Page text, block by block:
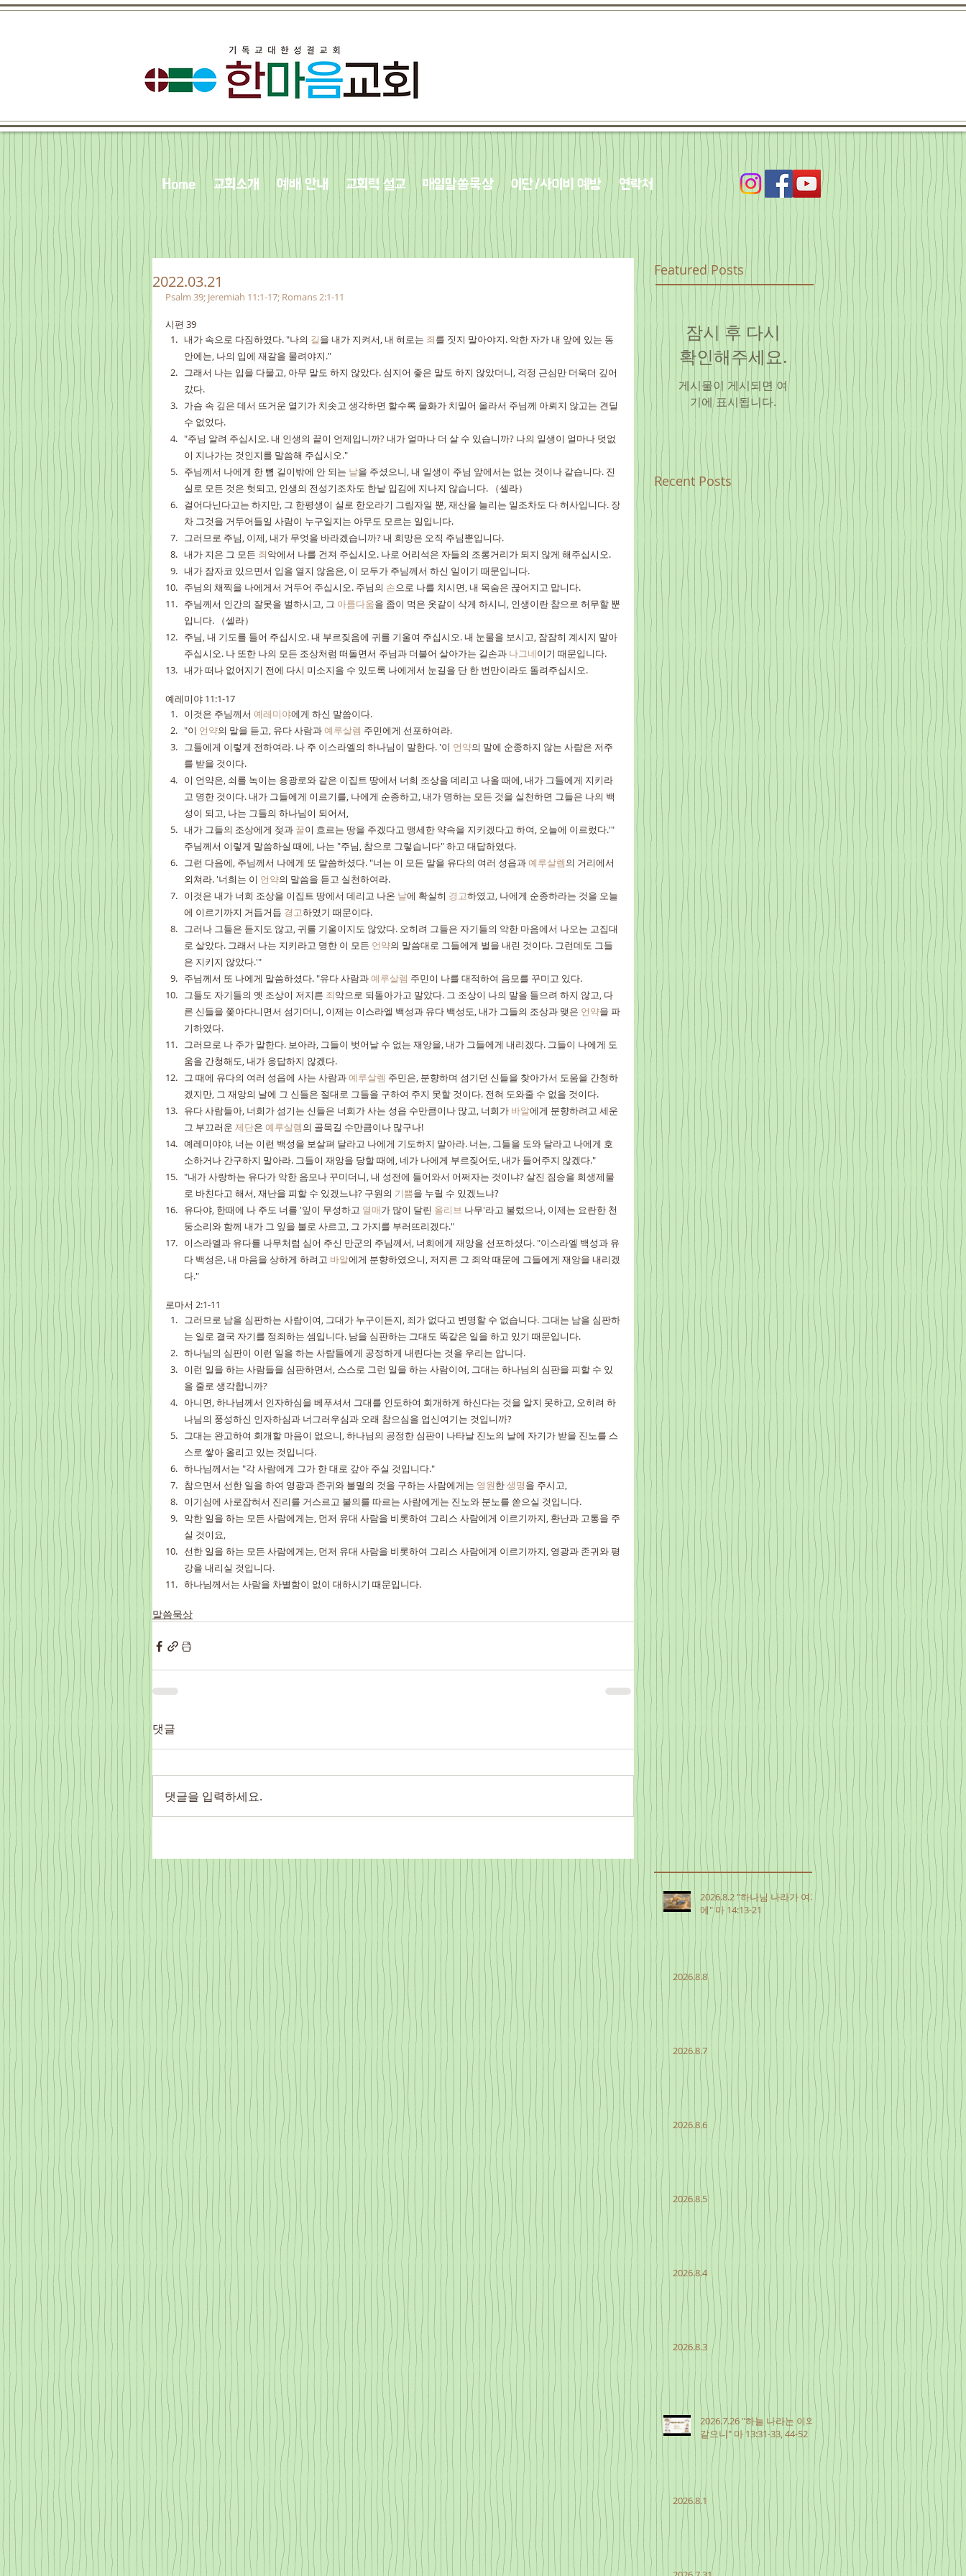
Home 교회소개 예배 안내 교회력 설교 매일말씀묵상 이단/사이비 예방 연락처
2022.03.21
Psalm 39; Jeremiah 11:1-17; Romans 2:1-11
시편 39
내가 속으로 다짐하였다. "나의 길을 내가 지켜서, 내 혀로는 죄를 짓지 말아야지. 악한 자가 내 앞에 있는 동
안에는, 나의 입에 재갈을 물려야지."
그래서 나는 입을 다물고, 아무 말도 하지 않았다. 심지어 좋은 말도 하지 않았더니, 걱정 근심만 더욱더 깊어
갔다.
가슴 속 깊은 데서 뜨거운 열기가 치솟고 생각하면 할수록 울화가 치밀어 올라서 주님께 아뢰지 않고는 견딜
수 없었다.
"주님 알려 주십시오. 내 인생의 끝이 언제입니까? 내가 얼마나 더 살 수 있습니까? 나의 일생이 얼마나 덧없
이 지나가는 것인지를 말씀해 주십시오."
주님께서 나에게 한 뼘 길이밖에 안 되는 날을 주셨으니, 내 일생이 주님 앞에서는 없는 것이나 같습니다. 진
실로 모든 것은 헛되고, 인생의 전성기조차도 한낱 입김에 지나지 않습니다. （셀라）
걸어다닌다고는 하지만, 그 한평생이 실로 한오라기 그림자일 뿐, 재산을 늘리는 일조차도 다 허사입니다. 장
차 그것을 거두어들일 사람이 누구일지는 아무도 모르는 일입니다.
그러므로 주님, 이제, 내가 무엇을 바라겠습니까? 내 희망은 오직 주님뿐입니다.
내가 지은 그 모든 죄악에서 나를 건져 주십시오. 나로 어리석은 자들의 조롱거리가 되지 않게 해주십시오.
내가 잠자코 있으면서 입을 열지 않음은, 이 모두가 주님께서 하신 일이기 때문입니다.
주님의 채찍을 나에게서 거두어 주십시오. 주님의 손으로 나를 치시면, 내 목숨은 끊어지고 맙니다.
주님께서 인간의 잘못을 벌하시고, 그 아름다움을 좀이 먹은 옷같이 삭게 하시니, 인생이란 참으로 허무할 뿐
입니다. （셀라）
주님, 내 기도를 들어 주십시오. 내 부르짖음에 귀를 기울여 주십시오. 내 눈물을 보시고, 잠잠히 계시지 말아
주십시오. 나 또한 나의 모든 조상처럼 떠돌면서 주님과 더불어 살아가는 길손과 나그네이기 때문입니다.
내가 떠나 없어지기 전에 다시 미소지을 수 있도록 나에게서 눈길을 단 한 번만이라도 돌려주십시오.
예레미야 11:1-17
이것은 주님께서 예레미야에게 하신 말씀이다.
"이 언약의 말을 듣고, 유다 사람과 예루살렘 주민에게 선포하여라.
그들에게 이렇게 전하여라. 나 주 이스라엘의 하나님이 말한다. '이 언약의 말에 순종하지 않는 사람은 저주
를 받을 것이다.
이 언약은, 쇠를 녹이는 용광로와 같은 이집트 땅에서 너희 조상을 데리고 나올 때에, 내가 그들에게 지키라
고 명한 것이다. 내가 그들에게 이르기를, 나에게 순종하고, 내가 명하는 모든 것을 실천하면 그들은 나의 백
성이 되고, 나는 그들의 하나님이 되어서,
내가 그들의 조상에게 젖과 꿀이 흐르는 땅을 주겠다고 맹세한 약속을 지키겠다고 하여, 오늘에 이르렀다.'"
주님께서 이렇게 말씀하실 때에, 나는 "주님, 참으로 그렇습니다" 하고 대답하였다.
그런 다음에, 주님께서 나에게 또 말씀하셨다. "너는 이 모든 말을 유다의 여러 성읍과 예루살렘의 거리에서
외쳐라. '너희는 이 언약의 말씀을 듣고 실천하여라.
이것은 내가 너희 조상을 이집트 땅에서 데리고 나온 날에 확실히 경고하였고, 나에게 순종하라는 것을 오늘
에 이르기까지 거듭거듭 경고하였기 때문이다.
그러나 그들은 듣지도 않고, 귀를 기울이지도 않았다. 오히려 그들은 자기들의 악한 마음에서 나오는 고집대
로 살았다. 그래서 나는 지키라고 명한 이 모든 언약의 말씀대로 그들에게 벌을 내린 것이다. 그런데도 그들
은 지키지 않았다.'"
주님께서 또 나에게 말씀하셨다. "유다 사람과 예루살렘 주민이 나를 대적하여 음모를 꾸미고 있다.
그들도 자기들의 옛 조상이 저지른 죄악으로 되돌아가고 말았다. 그 조상이 나의 말을 들으려 하지 않고, 다
른 신들을 쫓아다니면서 섬기더니, 이제는 이스라엘 백성과 유다 백성도, 내가 그들의 조상과 맺은 언약을 파
기하였다.
그러므로 나 주가 말한다. 보아라, 그들이 벗어날 수 없는 재앙을, 내가 그들에게 내리겠다. 그들이 나에게 도
움을 간청해도, 내가 응답하지 않겠다.
그 때에 유다의 여러 성읍에 사는 사람과 예루살렘 주민은, 분향하며 섬기던 신들을 찾아가서 도움을 간청하
겠지만, 그 재앙의 날에 그 신들은 절대로 그들을 구하여 주지 못할 것이다. 전혀 도와줄 수 없을 것이다.
유다 사람들아, 너희가 섬기는 신들은 너희가 사는 성읍 수만큼이나 많고, 너희가 바알에게 분향하려고 세운
그 부끄러운 제단은 예루살렘의 골목길 수만큼이나 많구나!
예레미야야, 너는 이런 백성을 보살펴 달라고 나에게 기도하지 말아라. 너는, 그들을 도와 달라고 나에게 호
소하거나 간구하지 말아라. 그들이 재앙을 당할 때에, 네가 나에게 부르짖어도, 내가 들어주지 않겠다."
"내가 사랑하는 유다가 악한 음모나 꾸미더니, 내 성전에 들어와서 어쩌자는 것이냐? 살진 짐승을 희생제물
로 바친다고 해서, 재난을 피할 수 있겠느냐? 구원의 기쁨을 누릴 수 있겠느냐?
유다야, 한때에 나 주도 너를 '잎이 무성하고 열매가 많이 달린 올리브 나무'라고 불렀으나, 이제는 요란한 천
둥소리와 함께 내가 그 잎을 불로 사르고, 그 가지를 부러뜨리겠다."
이스라엘과 유다를 나무처럼 심어 주신 만군의 주님께서, 너희에게 재앙을 선포하셨다. "이스라엘 백성과 유
다 백성은, 내 마음을 상하게 하려고 바알에게 분향하였으니, 저지른 그 죄악 때문에 그들에게 재앙을 내리겠
다."
로마서 2:1-11
그러므로 남을 심판하는 사람이여, 그대가 누구이든지, 죄가 없다고 변명할 수 없습니다. 그대는 남을 심판하
는 일로 결국 자기를 정죄하는 셈입니다. 남을 심판하는 그대도 똑같은 일을 하고 있기 때문입니다.
하나님의 심판이 이런 일을 하는 사람들에게 공정하게 내린다는 것을 우리는 압니다.
이런 일을 하는 사람들을 심판하면서, 스스로 그런 일을 하는 사람이여, 그대는 하나님의 심판을 피할 수 있
을 줄로 생각합니까?
아니면, 하나님께서 인자하심을 베푸셔서 그대를 인도하여 회개하게 하신다는 것을 알지 못하고, 오히려 하
나님의 풍성하신 인자하심과 너그러우심과 오래 참으심을 업신여기는 것입니까?
그대는 완고하여 회개할 마음이 없으니, 하나님의 공정한 심판이 나타날 진노의 날에 자기가 받을 진노를 스
스로 쌓아 올리고 있는 것입니다.
하나님께서는 "각 사람에게 그가 한 대로 갚아 주실 것입니다."
참으면서 선한 일을 하여 영광과 존귀와 불멸의 것을 구하는 사람에게는 영원한 생명을 주시고,
이기심에 사로잡혀서 진리를 거스르고 불의를 따르는 사람에게는 진노와 분노를 쏟으실 것입니다.
악한 일을 하는 모든 사람에게는, 먼저 유대 사람을 비롯하여 그리스 사람에게 이르기까지, 환난과 고통을 주
실 것이요,
선한 일을 하는 모든 사람에게는, 먼저 유대 사람을 비롯하여 그리스 사람에게 이르기까지, 영광과 존귀와 평
강을 내리실 것입니다.
하나님께서는 사람을 차별함이 없이 대하시기 때문입니다.
말씀묵상
댓글
댓글을 입력하세요.
Featured Posts
잠시 후 다시
확인해주세요.
게시물이 게시되면 여
기에 표시됩니다.
Recent Posts
2026.8.2 "하나님 나라가 여기
에" 마 14:13-21
2026.8.8
2026.8.7
2026.8.6
2026.8.5
2026.8.4
2026.8.3
2026.7.26 "하늘 나라는 이와
같으니" 마 13:31-33, 44-52
2026.8.1